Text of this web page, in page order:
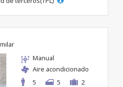
Manual
Aire acondicionado
5
5 2